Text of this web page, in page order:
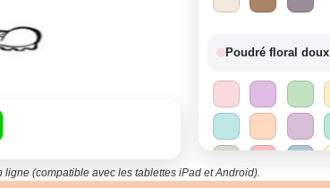
Poudré floral doux
(compatible avec les tablettes iPad et Android).